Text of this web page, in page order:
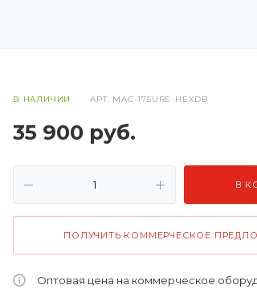
В НАЛИЧИИ АРТ. MAC-175URE-HEXDB
35 900 руб.
В
ПОЛУЧИТЬ КОММЕРЧЕСКОЕ
Оптовая цена на коммерческое